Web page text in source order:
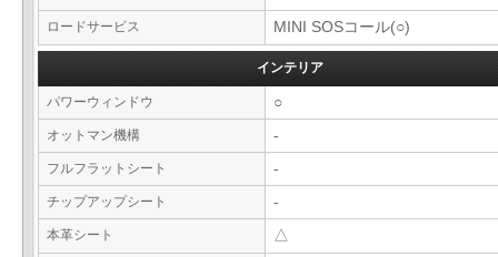
ロードサービス MINI SOSコール(○)
インテリア
パワーウィンドウ ○
オットマン機構 -
フルフラットシート -
チップアップシート -
本革シート △